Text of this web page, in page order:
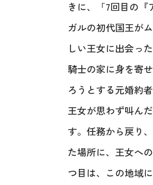
きに、「7回目の
ガルの初代国王が
しい王女に出会っ
騎士の家に身を寄
ろうとする元婚約
王女が思わず叫ん
す。任務から戻り
た場所に、王女へ
つ目は、この地域